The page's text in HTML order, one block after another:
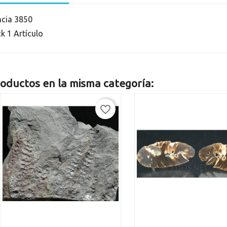
3850
1 Artículo
en la misma categoría:
favorite_border